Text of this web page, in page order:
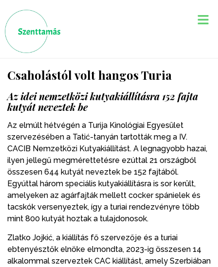
Csaholástól volt hangos Turia
Az idei nemzetközi kutyakiállításra 152 fajta
kutyát neveztek be
Az elmúlt hétvégén a Turija Kinológiai Egyesület
szervezésében a Tatić-tanyán tartották meg a IV.
CACIB Nemzetközi Kutyakiállítást. A legnagyobb hazai,
ilyen jellegű megmérettetésre ezúttal 21 országból
összesen 644 kutyát neveztek be 152 fajtából.
Egyúttal három speciális kutyakiállításra is sor került,
amelyeken az agárfajták mellett cocker spánielek és
tacskók versenyeztek, így a turiai rendezvényre több
mint 800 kutyát hoztak a tulajdonosok.
Zlatko Jojkić, a kiállítás fő szervezője és a turiai
ebtenyésztők elnöke elmondta, 2023-ig összesen 14
alkalommal szerveztek CAC kiállítást, amely Szerbiában